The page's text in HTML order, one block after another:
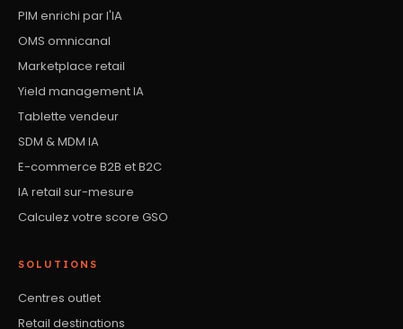
PIM enrichi par l'IA
OMS omnicanal
Marketplace retail
Yield management IA
Tablette vendeur
SDM & MDM IA
E-commerce B2B et B2C
IA retail sur-mesure
Calculez votre score GSO
SOLUTIONS
Centres outlet
Retail destinations